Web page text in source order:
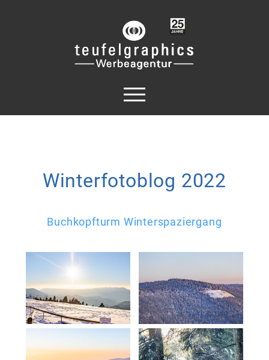
Winterfotoblog 2022
Buchkopfturm Winterspaziergang